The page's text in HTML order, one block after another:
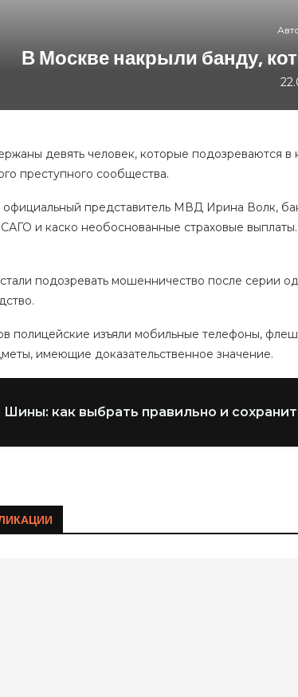
В Москве накрыли банду,
девять человек, которые подозреваются
преступного сообщества.
представитель МВД Ирина Волк,
и каско необоснованные страховые
подозревать мошенничество после серии
полицейские изъяли мобильные телефоны,
имеющие доказательственное значение.
Шины: как выбрать правильно и